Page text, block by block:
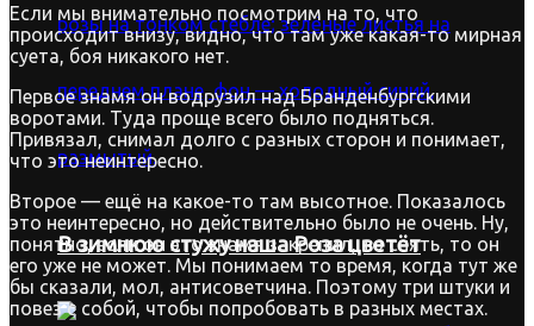
В зимнюю стужу наша Роза цветёт
Если мы внимательно посмотрим на то, что
происходит внизу, видно, что там уже какая-то мирная
суета, боя никакого нет.
Первое знамя он водрузил над Бранденбургскими
воротами. Туда проще всего было подняться.
Привязал, снимал долго с разных сторон и понимает,
что это неинтересно.
Второе — ещё на какое-то там высотное. Показалось
это неинтересно, но действительно было не очень. Ну,
понятно, если он это знамя закрепил, то снять, то он
его уже не может. Мы понимаем то время, когда тут же
бы сказали, мол, антисоветчина. Поэтому три штуки и
повез с собой, чтобы попробовать в разных местах.